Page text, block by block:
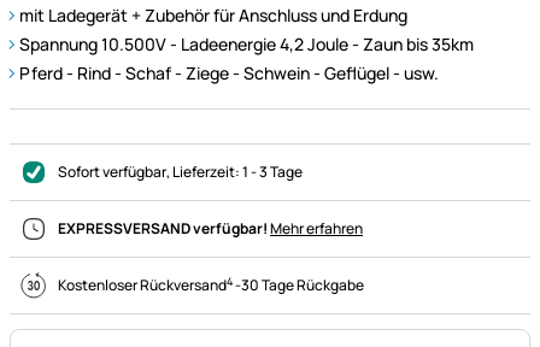
mit Ladegerät + Zubehör für Anschluss und Erdung
Spannung 10.500V - Ladeenergie 4,2 Joule - Zaun bis 35km
Pferd - Rind - Schaf - Ziege - Schwein - Geflügel - usw.
Sofort verfügbar, Lieferzeit:1 - 3 Tage
EXPRESSVERSAND verfügbar!Mehr erfahren
Kostenloser Rückversand4-30 Tage Rückgabe